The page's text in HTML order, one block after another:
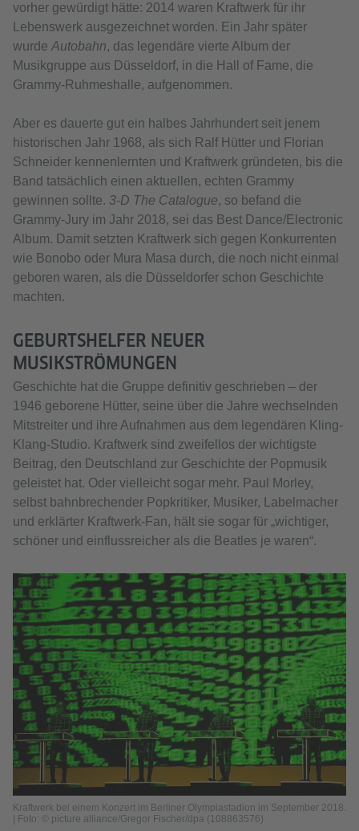
vorher gewürdigt hätte: 2014 waren Kraftwerk für ihr
Lebenswerk ausgezeichnet worden. Ein Jahr später
wurde Autobahn, das legendäre vierte Album der
Musikgruppe aus Düsseldorf, in die Hall of Fame, die
Grammy-Ruhmeshalle, aufgenommen.
Aber es dauerte gut ein halbes Jahrhundert seit jenem
historischen Jahr 1968, als sich Ralf Hütter und Florian
Schneider kennenlernten und Kraftwerk gründeten, bis die
Band tatsächlich einen aktuellen, echten Grammy
gewinnen sollte. 3-D The Catalogue, so befand die
Grammy-Jury im Jahr 2018, sei das Best Dance/Electronic
Album. Damit setzten Kraftwerk sich gegen Konkurrenten
wie Bonobo oder Mura Masa durch, die noch nicht einmal
geboren waren, als die Düsseldorfer schon Geschichte
machten.
GEBURTSHELFER NEUER
MUSIKSTRÖMUNGEN
Geschichte hat die Gruppe definitiv geschrieben – der
1946 geborene Hütter, seine über die Jahre wechselnden
Mitstreiter und ihre Aufnahmen aus dem legendären Kling-
Klang-Studio. Kraftwerk sind zweifellos der wichtigste
Beitrag, den Deutschland zur Geschichte der Popmusik
geleistet hat. Oder vielleicht sogar mehr. Paul Morley,
selbst bahnbrechender Popkritiker, Musiker, Labelmacher
und erklärter Kraftwerk-Fan, hält sie sogar für „wichtiger,
schöner und einflussreicher als die Beatles je waren“.
Kraftwerk bei einem Konzert im Berliner Olympiastadion im September 2018.
| Foto: © picture alliance/Gregor Fischer/dpa (108863576)